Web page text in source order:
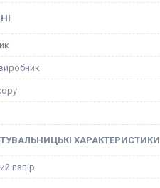
ХАРАКТЕРИСТИКИ
папір